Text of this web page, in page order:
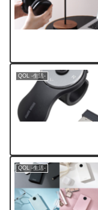
QOL -生活-
QOL -生活-